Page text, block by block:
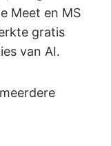
Meet en MS
gratis
van AI.